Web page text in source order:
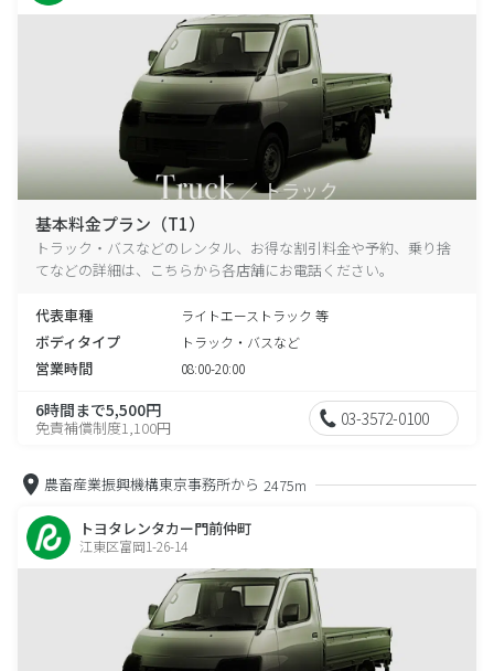
基本料金プラン（T1）
トラック・バスなどのレンタル、お得な割引料金や予約、乗り捨
てなどの詳細は、こちらから各店舗にお電話ください。
代表車種 ライトエーストラック 等
ボディタイプ トラック・バスなど
営業時間 08:00-20:00
6時間まで5,500円
免責補償制度1,100円 03-3572-0100
農畜産業振興機構東京事務所から 2475m
トヨタレンタカー門前仲町
江東区富岡1-26-14